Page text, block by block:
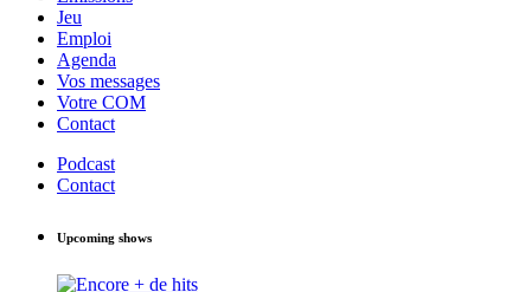
Jeu
Emploi
Agenda
Vos messages
Votre COM
Contact
Podcast
Contact
Upcoming shows